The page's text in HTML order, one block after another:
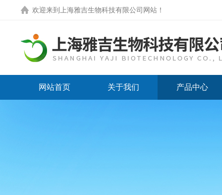
欢迎来到 上海雅吉生物科技有限公司网站 ！
网站首页 关于我们 产品中心